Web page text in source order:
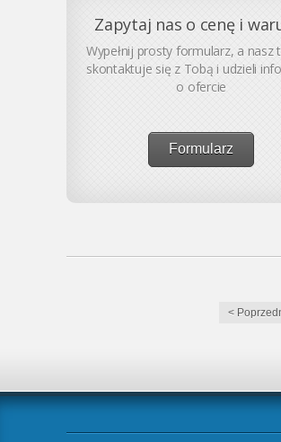
Zapytaj nas o cenę i
Wypełnij prosty formularz, a nasz
skontaktuje się z Tobą i udzieli
o ofercie
Formularz
<